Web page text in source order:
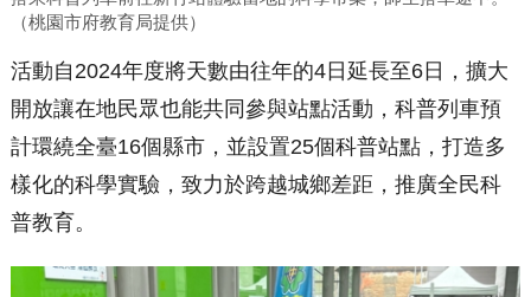
（桃園市府教育局提供）
活動自2024年度將天數由往年的4日延長至6日，擴大
開放讓在地民眾也能共同參與站點活動，科普列車預
計環繞全臺16個縣市，並設置25個科普站點，打造多
樣化的科學實驗，致力於跨越城鄉差距，推廣全民科
普教育。